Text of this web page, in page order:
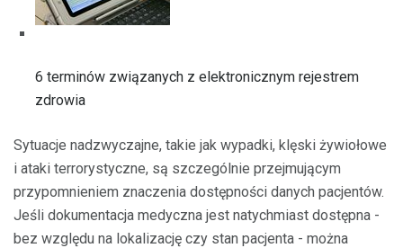
6 terminów związanych z elektronicznym rejestrem
zdrowia
Sytuacje nadzwyczajne, takie jak wypadki, klęski żywiołowe
i ataki terrorystyczne, są szczególnie przejmującym
przypomnieniem znaczenia dostępności danych pacjentów.
Jeśli dokumentacja medyczna jest natychmiast dostępna -
bez względu na lokalizację czy stan pacjenta - można